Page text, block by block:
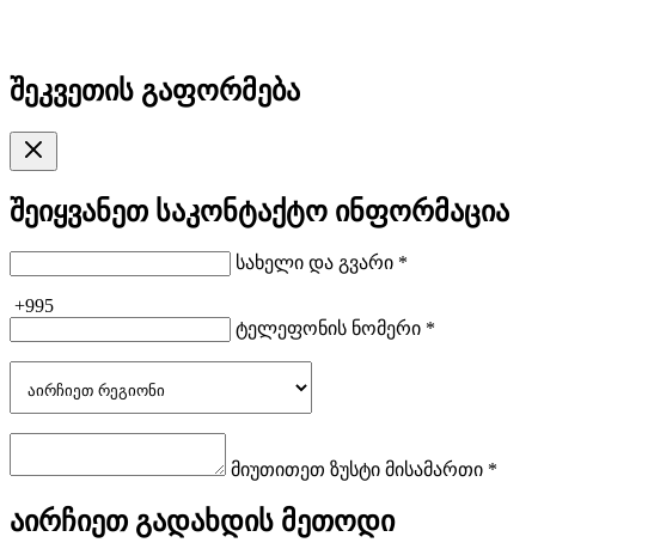
შეკვეთის გაფორმება
შეიყვანეთ საკონტაქტო ინფორმაცია
სახელი და გვარი *
+995
ტელეფონის ნომერი *
მიუთითეთ ზუსტი მისამართი *
აირჩიეთ გადახდის მეთოდი